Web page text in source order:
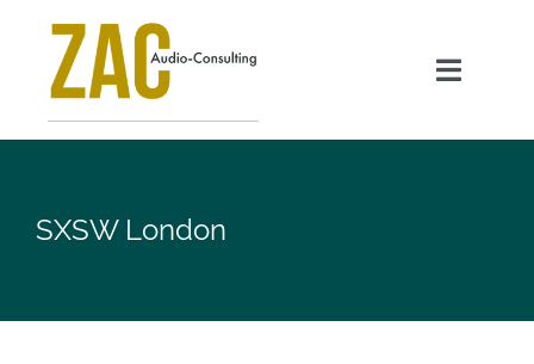
springen
Toggle
GEO für Radiosender
Transparenzpflicht AI Act
SXSW London